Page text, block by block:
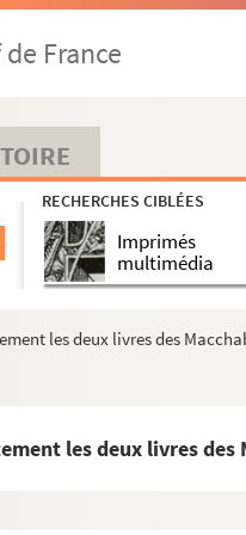
France
RECHERCHES CIBLÉES
Imprimés
multimédia
les deux livres des
les deux livres des